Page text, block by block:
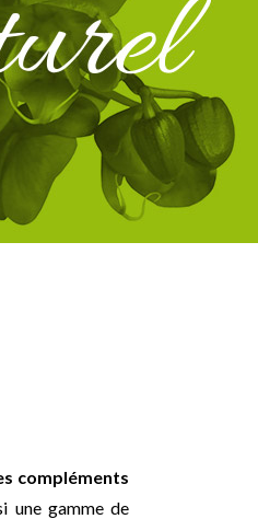
compléments
une gamme de